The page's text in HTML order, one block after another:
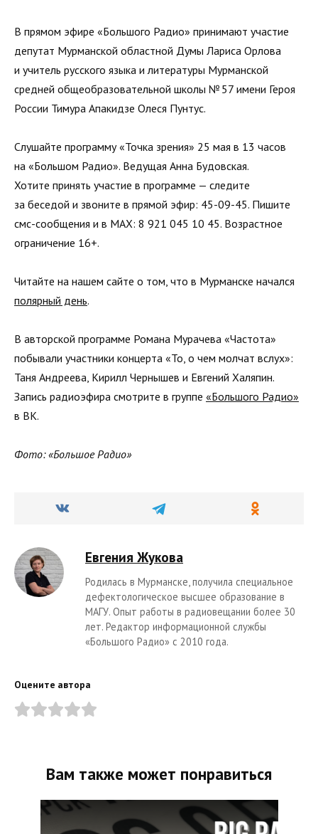
В прямом эфире «Большого Радио» принимают участие
депутат Мурманской областной Думы Лариса Орлова
и учитель русского языка и литературы Мурманской
средней общеобразовательной школы № 57 имени Героя
России Тимура Апакидзе Олеся Пунтус.
Слушайте программу «Точка зрения» 25 мая в 13 часов
на «Большом Радио». Ведущая Анна Будовская.
Хотите принять участие в программе — следите
за беседой и звоните в прямой эфир: 45-09-45. Пишите
смс-сообщения и в MAX: 8 921 045 10 45. Возрастное
ограничение 16+.
Читайте на нашем сайте о том, что в Мурманске начался
полярный день.
В авторской программе Романа Мурачева «Частота»
побывали участники концерта «То, о чем молчат вслух»:
Таня Андреева, Кирилл Чернышев и Евгений Халяпин.
Запись радиоэфира смотрите в группе «Большого Радио»
в ВК.
Фото: «Большое Радио»
Евгения Жукова
Родилась в Мурманске, получила специальное
дефектологическое высшее образование в
МАГУ. Опыт работы в радиовещании более 30
лет. Редактор информационной службы
«Большого Радио» с 2010 года.
Оцените автора
Вам также может понравиться